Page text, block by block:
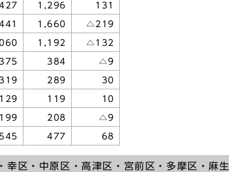
1,296 131
1,660 △219
1,192 △132
375 384 △9
319 289 30
129 119 10
199 208 △9
545 477 68
幸区・中原区・高津区・宮前区・多摩区・麻生